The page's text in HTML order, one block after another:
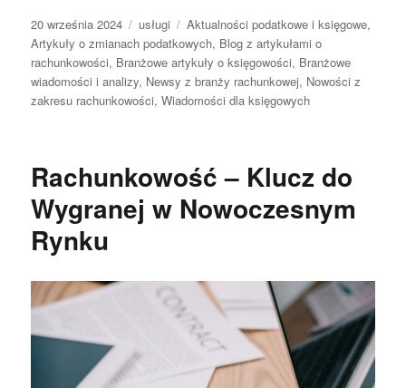
Data
publikacji
20 września 2024 Kategorie
usługi Tagi
Aktualności podatkowe i księgowe,
Artykuły o zmianach podatkowych, Blog z artykułami o
rachunkowości, Branżowe artykuły o księgowości, Branżowe
wiadomości i analizy, Newsy z branży rachunkowej, Nowości z
zakresu rachunkowości,Wiadomości dla księgowych
Rachunkowość – Klucz do
Wygranej w Nowoczesnym
Rynku